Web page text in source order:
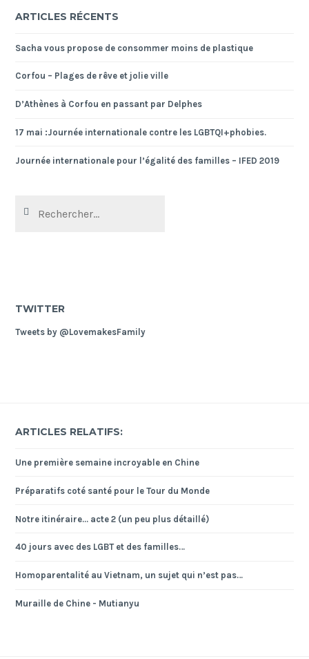
ARTICLES RÉCENTS
Sacha vous propose de consommer moins de plastique
Corfou – Plages de rêve et jolie ville
D’Athènes à Corfou en passant par Delphes
17 mai :Journée internationale contre les LGBTQI+phobies.
Journée internationale pour l’égalité des familles – IFED 2019
TWITTER
Tweets by @LovemakesFamily
ARTICLES RELATIFS:
Une première semaine incroyable en Chine
Préparatifs coté santé pour le Tour du Monde
Notre itinéraire... acte 2 (un peu plus détaillé)
40 jours avec des LGBT et des familles…
Homoparentalité au Vietnam, un sujet qui n’est pas…
Muraille de Chine - Mutianyu